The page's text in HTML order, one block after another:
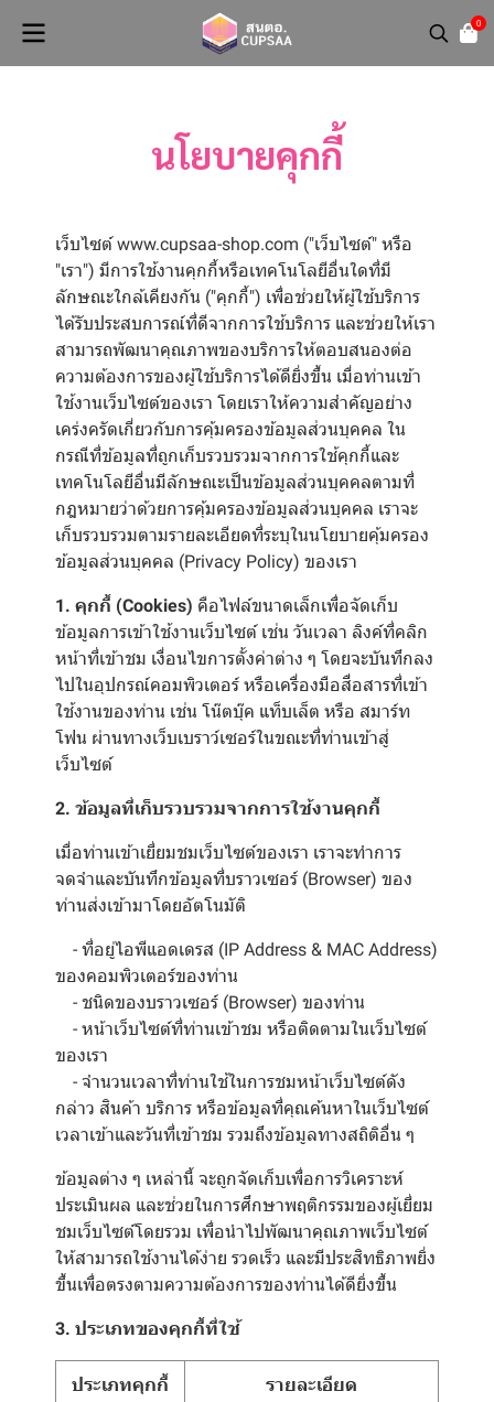
0
นโยบายคุกกี้
เว็บไซต์ www.cupsaa-shop.com ("เว็บไซต์" หรือ
"เรา") มีการใช้งานคุกกี้หรือเทคโนโลยีอื่นใดที่มี
ลักษณะใกล้เคียงกัน ("คุกกี้") เพื่อช่วยให้ผู้ใช้บริการ
ได้รับประสบการณ์ที่ดีจากการใช้บริการ และช่วยให้เรา
สามารถพัฒนาคุณภาพของบริการให้ตอบสนองต่อ
ความต้องการของผู้ใช้บริการได้ดียิ่งขึ้น เมื่อท่านเข้า
ใช้งานเว็บไซต์ของเรา โดยเราให้ความสำคัญอย่าง
เคร่งครัดเกี่ยวกับการคุ้มครองข้อมูลส่วนบุคคล ใน
กรณีที่ข้อมูลที่ถูกเก็บรวบรวมจากการใช้คุกกี้และ
เทคโนโลยีอื่นมีลักษณะเป็นข้อมูลส่วนบุคคลตามที่
กฎหมายว่าด้วยการคุ้มครองข้อมูลส่วนบุคคล เราจะ
เก็บรวบรวมตามรายละเอียดที่ระบุในนโยบายคุ้มครอง
ข้อมูลส่วนบุคคล (Privacy Policy) ของเรา
1. คุกกี้ (Cookies) คือไฟล์ขนาดเล็กเพื่อจัดเก็บ
ข้อมูลการเข้าใช้งานเว็บไซต์ เช่น วันเวลา ลิงค์ที่คลิก
หน้าที่เข้าชม เงื่อนไขการตั้งค่าต่าง ๆ โดยจะบันทึกลง
ไปในอุปกรณ์คอมพิวเตอร์ หรือเครื่องมือสื่อสารที่เข้า
ใช้งานของท่าน เช่น โน๊ตบุ๊ค แท็บเล็ต หรือ สมาร์ท
โฟน ผ่านทางเว็บเบราว์เซอร์ในขณะที่ท่านเข้าสู่
เว็บไซต์
2. ข้อมูลที่เก็บรวบรวมจากการใช้งานคุกกี้
เมื่อท่านเข้าเยี่ยมชมเว็บไซต์ของเรา เราจะทำการ
จดจำและบันทึกข้อมูลที่บราวเซอร์ (Browser) ของ
ท่านส่งเข้ามาโดยอัตโนมัติ
- ที่อยู่ไอพีแอดเดรส (IP Address & MAC Address)
ของคอมพิวเตอร์ของท่าน
- ชนิดของบราวเซอร์ (Browser) ของท่าน
- หน้าเว็บไซต์ที่ท่านเข้าชม หรือติดตามในเว็บไซต์
ของเรา
- จำนวนเวลาที่ท่านใช้ในการชมหน้าเว็บไซต์ดัง
กล่าว สินค้า บริการ หรือข้อมูลที่คุณค้นหาในเว็บไซต์
เวลาเข้าและวันที่เข้าชม รวมถึงข้อมูลทางสถิติอื่น ๆ
ข้อมูลต่าง ๆ เหล่านี้ จะถูกจัดเก็บเพื่อการวิเคราะห์
ประเมินผล และช่วยในการศึกษาพฤติกรรมของผู้เยี่ยม
ชมเว็บไซต์โดยรวม เพื่อนำไปพัฒนาคุณภาพเว็บไซต์
ให้สามารถใช้งานได้ง่าย รวดเร็ว และมีประสิทธิภาพยิ่ง
ขึ้นเพื่อตรงตามความต้องการของท่านได้ดียิ่งขึ้น
3. ประเภทของคุกกี้ที่ใช้
ประเภทคุกกี้ รายละเอียด